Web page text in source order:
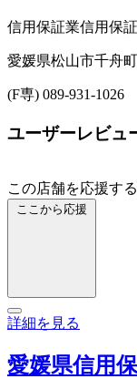
信用保証業信用保
愛媛県松山市千舟
(F専) 089-931-1026
ユーザーレビュ
この店舗を応援する
ここから応援
詳細を見る
愛媛県信用